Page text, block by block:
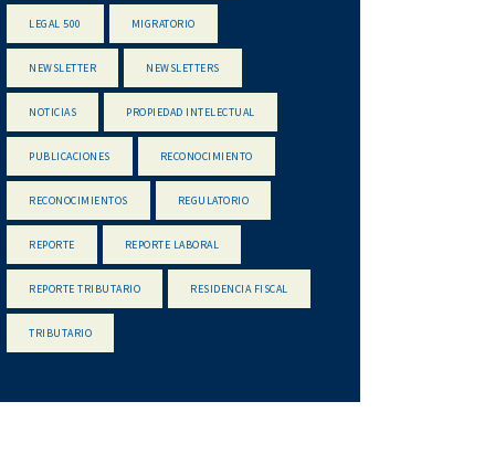
LEGAL 500 MIGRATORIO
NEWSLETTER NEWSLETTERS
NOTICIAS PROPIEDAD INTELECTUAL
PUBLICACIONES RECONOCIMIENTO
RECONOCIMIENTOS REGULATORIO
REPORTE REPORTE LABORAL
REPORTE TRIBUTARIO RESIDENCIA FISCAL
TRIBUTARIO